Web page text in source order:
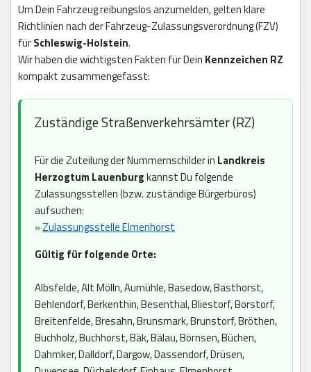
Um Dein Fahrzeug reibungslos anzumelden, gelten klare
Richtlinien nach der Fahrzeug-Zulassungsverordnung (FZV)
fürSchleswig-Holstein.
Wir haben die wichtigsten Fakten für Dein Kennzeichen RZ
kompakt zusammengefasst:
Zuständige Straßenverkehrsämter (RZ)
Für die Zuteilung der Nummernschilder in Landkreis
Herzogtum Lauenburgkannst Du folgende
Zulassungsstellen (bzw. zuständige Bürgerbüros)
aufsuchen:
»Zulassungsstelle Elmenhorst
Gültig für folgende Orte:
Albsfelde, Alt Mölln, Aumühle, Basedow, Basthorst,
Behlendorf, Berkenthin, Besenthal, Bliestorf, Borstorf,
Breitenfelde, Bresahn, Brunsmark, Brunstorf, Bröthen,
Buchholz, Buchhorst, Bäk, Bälau, Börnsen, Büchen,
Dahmker, Dalldorf, Dargow, Dassendorf, Drüsen,